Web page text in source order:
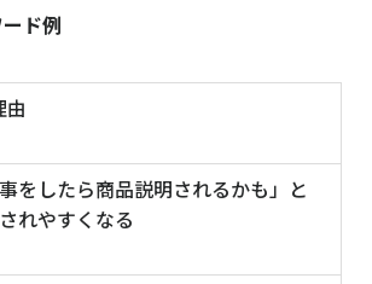
ド例
由
事をしたら商品説明されるかも」と
れやすくなる